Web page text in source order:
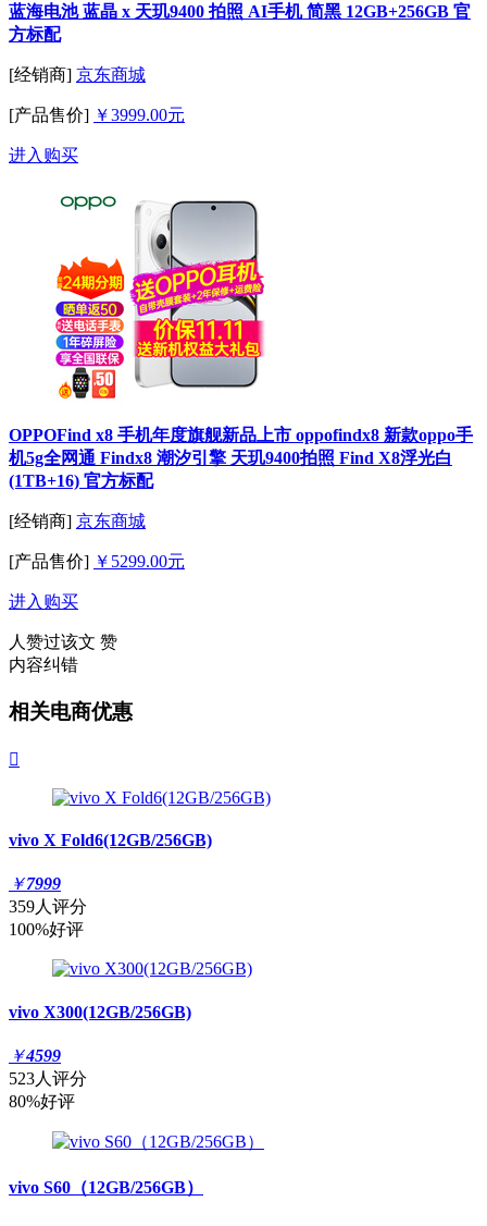
蓝海电池 蓝晶 x 天玑9400 拍照 AI手机 简黑 12GB+256GB 官
方标配
[经销商] 京东商城
[产品售价] ￥3999.00元
进入购买
OPPOFind x8 手机年度旗舰新品上市 oppofindx8 新款oppo手
机5g全网通 Findx8 潮汐引擎 天玑9400拍照 Find X8浮光白
(1TB+16) 官方标配
[经销商] 京东商城
[产品售价] ￥5299.00元
进入购买
人赞过该文 赞
内容纠错
相关电商优惠

vivo X Fold6(12GB/256GB)
￥7999
359人评分
100%好评
vivo X300(12GB/256GB)
￥4599
523人评分
80%好评
vivo S60（12GB/256GB）